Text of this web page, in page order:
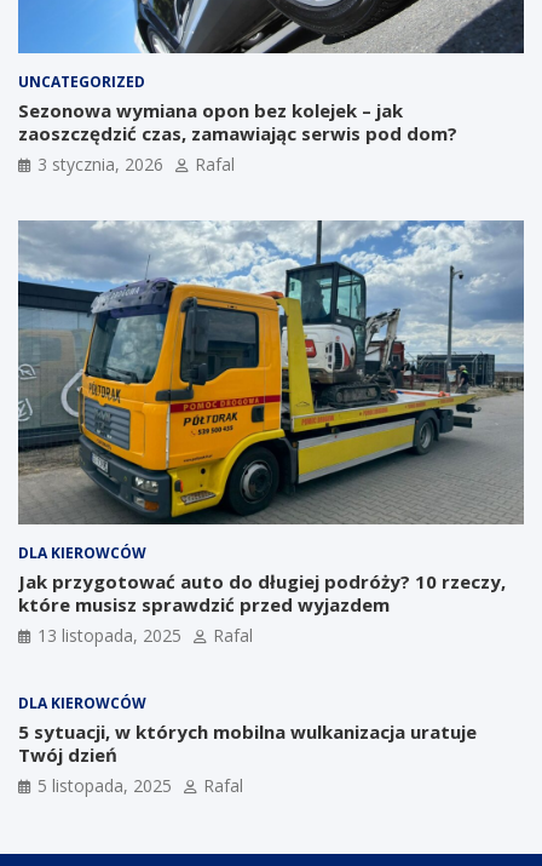
UNCATEGORIZED
Sezonowa wymiana opon bez kolejek – jak
zaoszczędzić czas, zamawiając serwis pod dom?
3 stycznia, 2026 Rafal
DLA KIEROWCÓW
Jak przygotować auto do długiej podróży? 10 rzeczy,
które musisz sprawdzić przed wyjazdem
13 listopada, 2025 Rafal
DLA KIEROWCÓW
5 sytuacji, w których mobilna wulkanizacja uratuje
Twój dzień
5 listopada, 2025 Rafal